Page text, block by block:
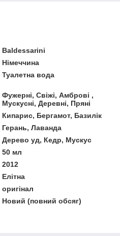
Baldessarini
Німеччина
Туалетна вода
Фужерні, Свіжі, Амброві ,
Мускусні, Деревні, Пряні
Кипарис, Бергамот, Базилік
Герань, Лаванда
Дерево уд, Кедр, Мускус
50 мл
2012
Елітна
оригінал
Новий (повний обсяг)